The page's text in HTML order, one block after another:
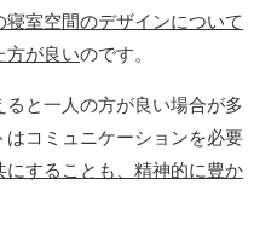
寝室空間のデザインについて
方が良いのです。
と一人の方が良い場合が多
コミュニケーションを必要
にすることも、精神的に豊か